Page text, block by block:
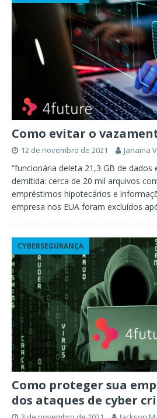
Como evitar o
12 de novembro de 2021 Janaina
“funcionária deleta 21,3 GB de
demitida: cerca de 20 mil arquivos
empréstimos hipotecários e
empresa nos EUA foram excluídos
CYBERSEGURANÇA
Como proteger sua
dos ataques de cyber